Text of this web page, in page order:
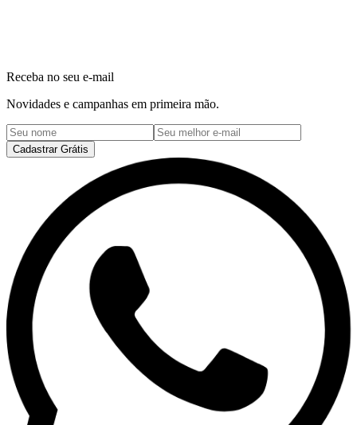
Receba no seu e-mail
Novidades e campanhas em primeira mão.
Cadastrar Grátis